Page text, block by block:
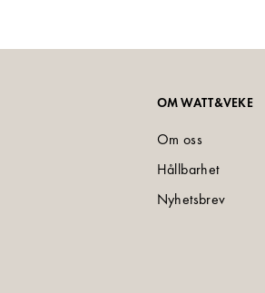
OM WATT&VEKE
Om oss
Hållbarhet
Nyhetsbrev